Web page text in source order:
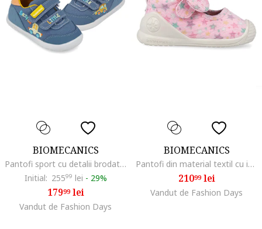
BIOMECANICS
Pantofi sport cu detalii brodate, Albastru inchis/Galben sofran
Initial: 25599 lei - 29%
17999lei
Vandut de Fashion Days
BIOMECANICS
Pantofi din material textil cu imprimeu cu stele, Albastru pastel/Roz pastel/Bej deschis
21099lei
Vandut de Fashion Days